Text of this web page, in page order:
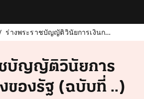
ร่างพระราชบัญญัติวินัยการเงินการคลังของรัฐ (ฉบับที่ ..) พ.ศ. ...
ชบัญญัติวินัยการ
ของรัฐ (ฉบับที่ ..)